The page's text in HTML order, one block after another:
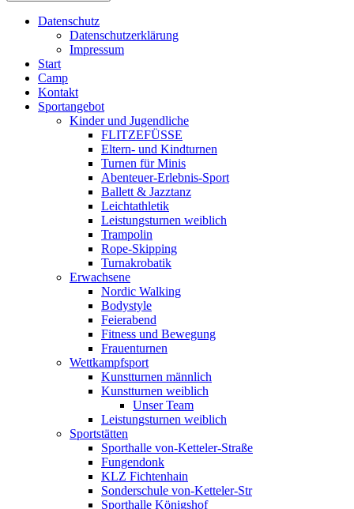
Datenschutz
Datenschutzerklärung
Impressum
Start
Camp
Kontakt
Sportangebot
Kinder und Jugendliche
FLITZEFÜSSE
Eltern- und Kindturnen
Turnen für Minis
Abenteuer-Erlebnis-Sport
Ballett & Jazztanz
Leichtathletik
Leistungsturnen weiblich
Trampolin
Rope-Skipping
Turnakrobatik
Erwachsene
Nordic Walking
Bodystyle
Feierabend
Fitness und Bewegung
Frauenturnen
Wettkampfsport
Kunstturnen männlich
Kunstturnen weiblich
Unser Team
Leistungsturnen weiblich
Sportstätten
Sporthalle von-Ketteler-Straße
Fungendonk
KLZ Fichtenhain
Sonderschule von-Ketteler-Str
Sporthalle Königshof